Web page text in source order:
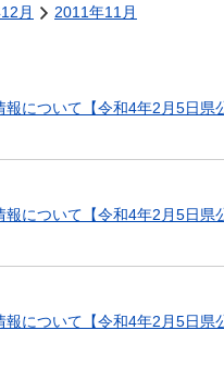
月
2011年11月
について【令和4年2月5日県
について【令和4年2月5日県
について【令和4年2月5日県